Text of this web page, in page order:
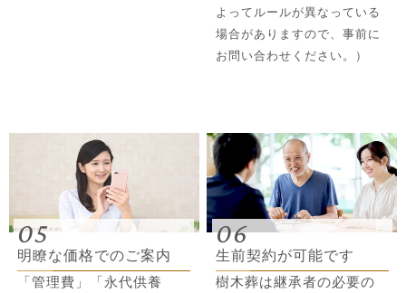
よってルールが異なっている
場合がありますので、事前に
お問い合わせください。）
05
明瞭な価格でのご案内
「管理費」「永代供養
06
生前契約が可能です
樹木葬は継承者の必要の